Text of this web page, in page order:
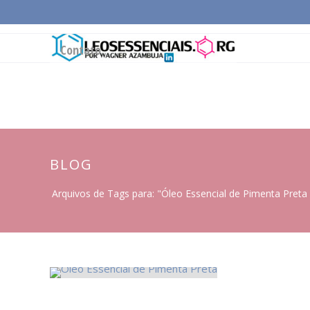
Contato
BLOG
Arquivos de Tags para: "Óleo Essencial de Pimenta